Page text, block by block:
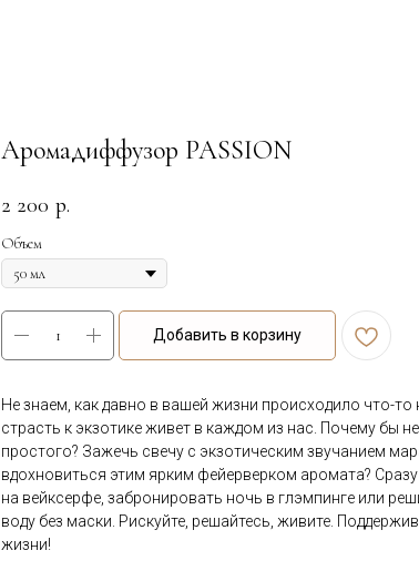
Аромадиффузор PASSION
2 200 р.
Объем
Добавить в корзину
Не знаем, как давно в вашей жизни происходило что-то
страсть к экзотике живет в каждом из нас. Почему бы
простого? Зажечь свечу с экзотическим звучанием
вдохновиться этим ярким фейерверком аромата?
на вейксерфе, забронировать ночь в глэмпинге или
воду без маски. Рискуйте, решайтесь, живите.
жизни!